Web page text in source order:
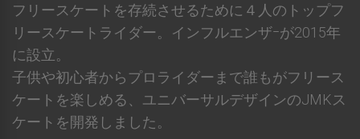
フリースケートを存続させるために４人のトップフ
リースケートライダー。インフルエンザｰが2015年
に設立。
子供や初心者からプロライダーまで誰もがフリース
ケートを楽しめる、ユニバーサルデザインのJMKス
ケートを開発しました。